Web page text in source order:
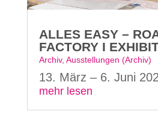
ALLES EASY –
FACTORY I
Archiv, Ausstellungen (Archiv)
13. März – 6. Juni
mehr lesen